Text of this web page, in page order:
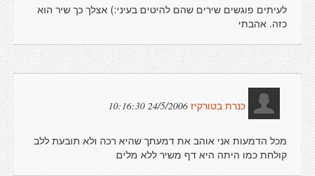
לעיתים פוגשים שירים שהם להיטים בעיני:) אצלך כך שיר הוא
כזה. אהבתי
כנרת בטורקיז 24/5/2006 10:16:30
מכל הדמעות אני אוהב את דמעתך שהיא רכה ולא תובעת ללב
קולחת כמו היתה היא דף משיר ללא מלים